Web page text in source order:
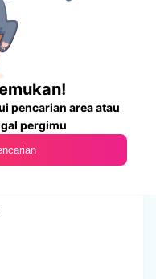
pencarian area atau
pergimu